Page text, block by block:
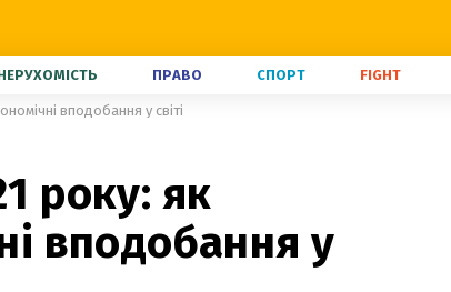
ПРАВО СПОРТ FIGHT
вподобання у світі
року: як
вподобання у